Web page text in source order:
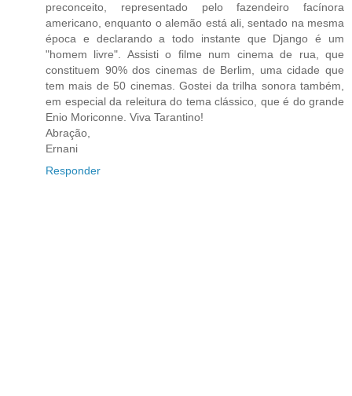
preconceito, representado pelo fazendeiro facínora
americano, enquanto o alemão está ali, sentado na mesma
época e declarando a todo instante que Django é um
"homem livre". Assisti o filme num cinema de rua, que
constituem 90% dos cinemas de Berlim, uma cidade que
tem mais de 50 cinemas. Gostei da trilha sonora também,
em especial da releitura do tema clássico, que é do grande
Enio Moriconne. Viva Tarantino!
Abração,
Ernani
Responder